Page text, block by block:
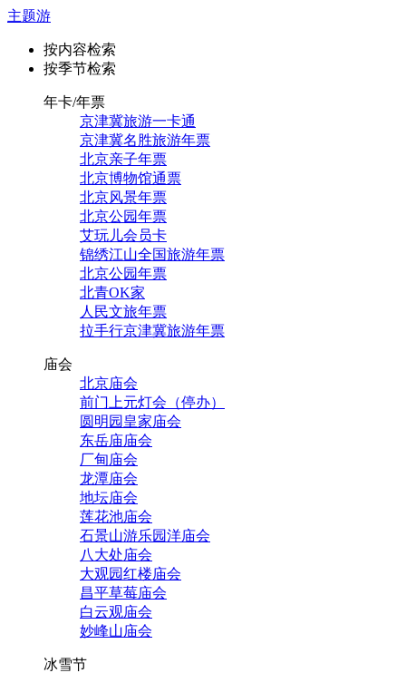
主题游
按内容检索
按季节检索
年卡/年票
京津冀旅游一卡通
京津冀名胜旅游年票
北京亲子年票
北京博物馆通票
北京风景年票
北京公园年票
艾玩儿会员卡
锦绣江山全国旅游年票
北京公园年票
北青OK家
人民文旅年票
拉手行京津冀旅游年票
庙会
北京庙会
前门上元灯会（停办）
圆明园皇家庙会
东岳庙庙会
厂甸庙会
龙潭庙会
地坛庙会
莲花池庙会
石景山游乐园洋庙会
八大处庙会
大观园红楼庙会
昌平草莓庙会
白云观庙会
妙峰山庙会
冰雪节